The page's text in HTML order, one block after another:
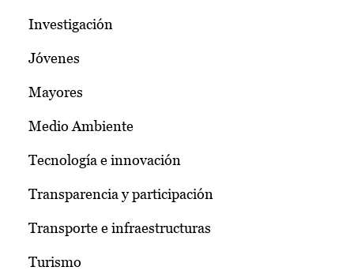
Investigación
Jóvenes
Mayores
Medio Ambiente
Tecnología e innovación
Transparencia y participación
Transporte e infraestructuras
Turismo